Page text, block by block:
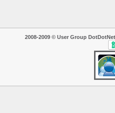
2008-2009 © User Group